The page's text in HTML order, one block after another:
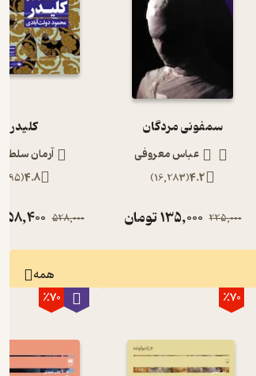
سمفونی مردگان
عباس معروفی
4.2
(
16,283
)
225,000
135,000تومان
کلیدر
آرمان
4.8
(
895
528,000
158,400
همه
٪70 ٪70